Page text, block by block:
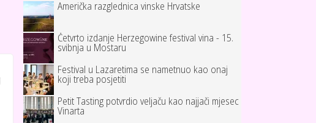
Američka razglednica vinske Hrvatske
Četvrto izdanje Herzegowine festival vina - 15.
svibnja u Mostaru
Festival u Lazaretima se nametnuo kao onaj
koji treba posjetiti
Petit Tasting potvrdio veljaču kao najjači mjesec
Vinarta